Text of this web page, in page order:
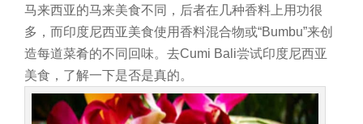
马来西亚的马来美食不同，后者在几种香料上用功很
多，而印度尼西亚美食使用香料混合物或“Bumbu”来创
造每道菜肴的不同回味。去Cumi Bali尝试印度尼西亚
美食，了解一下是否是真的。